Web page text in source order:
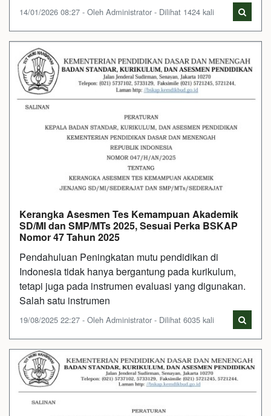
14/01/2026 08:27 - Oleh Administrator - Dilihat 1424 kali
Kerangka Asesmen Tes Kemampuan Akademik
SD/MI dan SMP/MTs 2025, Sesuai Perka BSKAP
Nomor 47 Tahun 2025
Pendahuluan Peningkatan mutu pendidikan di
Indonesia tidak hanya bergantung pada kurikulum,
tetapi juga pada instrumen evaluasi yang digunakan.
Salah satu instrumen
19/08/2025 22:27 - Oleh Administrator - Dilihat 6035 kali